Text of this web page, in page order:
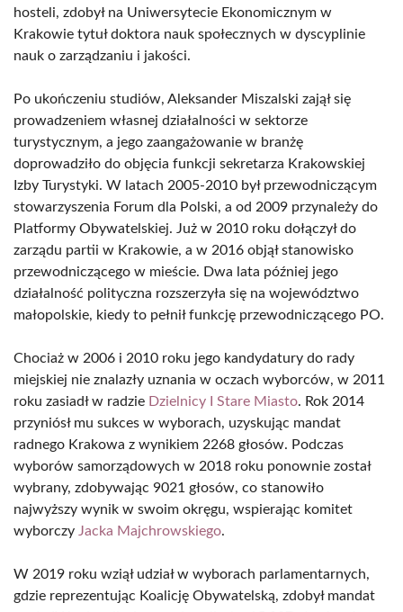
hosteli, zdobył na Uniwersytecie Ekonomicznym w
Krakowie tytuł doktora nauk społecznych w dyscyplinie
nauk o zarządzaniu i jakości.
Po ukończeniu studiów, Aleksander Miszalski zajął się
prowadzeniem własnej działalności w sektorze
turystycznym, a jego zaangażowanie w branżę
doprowadziło do objęcia funkcji sekretarza Krakowskiej
Izby Turystyki. W latach 2005-2010 był przewodniczącym
stowarzyszenia Forum dla Polski, a od 2009 przynależy do
Platformy Obywatelskiej. Już w 2010 roku dołączył do
zarządu partii w Krakowie, a w 2016 objął stanowisko
przewodniczącego w mieście. Dwa lata później jego
działalność polityczna rozszerzyła się na województwo
małopolskie, kiedy to pełnił funkcję przewodniczącego PO.
Chociaż w 2006 i 2010 roku jego kandydatury do rady
miejskiej nie znalazły uznania w oczach wyborców, w 2011
roku zasiadł w radzie Dzielnicy I Stare Miasto. Rok 2014
przyniósł mu sukces w wyborach, uzyskując mandat
radnego Krakowa z wynikiem 2268 głosów. Podczas
wyborów samorządowych w 2018 roku ponownie został
wybrany, zdobywając 9021 głosów, co stanowiło
najwyższy wynik w swoim okręgu, wspierając komitet
wyborczy Jacka Majchrowskiego.
W 2019 roku wziął udział w wyborach parlamentarnych,
gdzie reprezentując Koalicję Obywatelską, zdobył mandat